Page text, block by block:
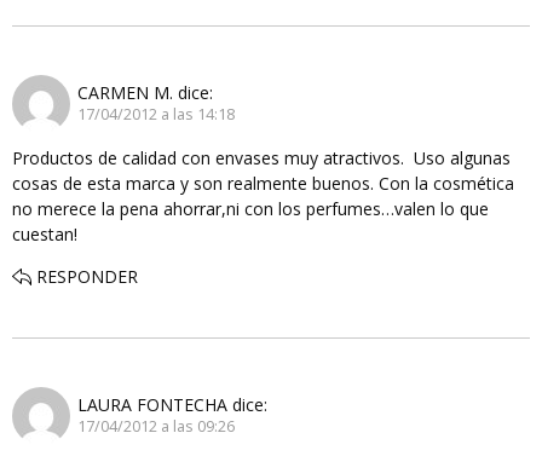
CARMEN M. dice:
17/04/2012 a las 14:18
Productos de calidad con envases muy atractivos. Uso algunas
cosas de esta marca y son realmente buenos. Con la cosmética
no merece la pena ahorrar,ni con los perfumes…valen lo que
cuestan!
RESPONDER
LAURA FONTECHA dice:
17/04/2012 a las 09:26